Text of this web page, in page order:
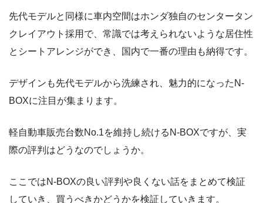
先代モデルと同様に車内空間はホンダ独自のセンタータン
クレイアウト採用で、常識では考えられないような居住性
とシートアレンジができ、国内で一番の理由も納得です。
デザインも先代モデルから洗練され、魅力的になったN-
BOXに注目が集まります。
軽自動車販売台数No.1を維持し続けるN-BOXですが、実
際の評判はどうなのでしょうか。
ここではN-BOXの良い評判や良くない話をまとめて検証
していき、買うべきかどうかを検証していきます。